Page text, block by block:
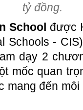
tỷ đồng.
School được
Schools -
dạy 2
mốc quan
mang đến